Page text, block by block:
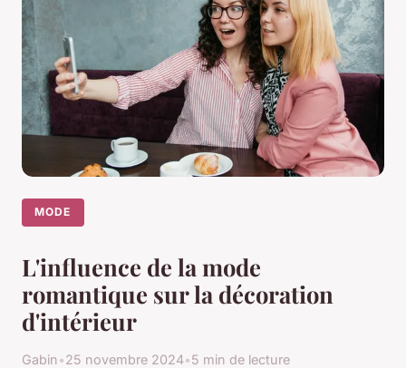
MODE
L'influence de la mode
romantique sur la décoration
d'intérieur
Gabin•25 novembre 2024•5 min de lecture